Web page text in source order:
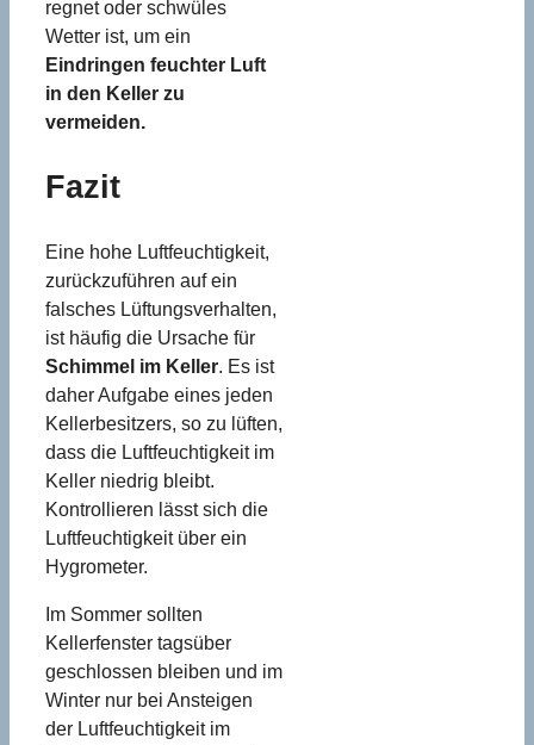
regnet oder schwüles
Wetter ist, um ein
Eindringen feuchter Luft
in den Keller zu
vermeiden.
Fazit
Eine hohe Luftfeuchtigkeit,
zurückzuführen auf ein
falsches Lüftungsverhalten,
ist häufig die Ursache für
Schimmel im Keller. Es ist
daher Aufgabe eines jeden
Kellerbesitzers, so zu lüften,
dass die Luftfeuchtigkeit im
Keller niedrig bleibt.
Kontrollieren lässt sich die
Luftfeuchtigkeit über ein
Hygrometer.
Im Sommer sollten
Kellerfenster tagsüber
geschlossen bleiben und im
Winter nur bei Ansteigen
der Luftfeuchtigkeit im